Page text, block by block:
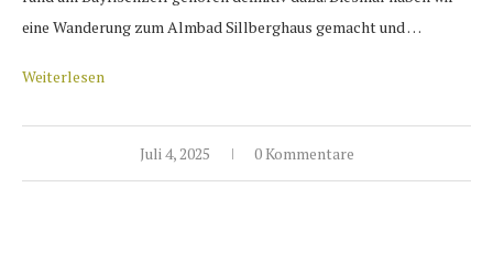
eine Wanderung zum Almbad Sillberghaus gemacht und …
Weiterlesen
Juli 4, 2025 0 Kommentare